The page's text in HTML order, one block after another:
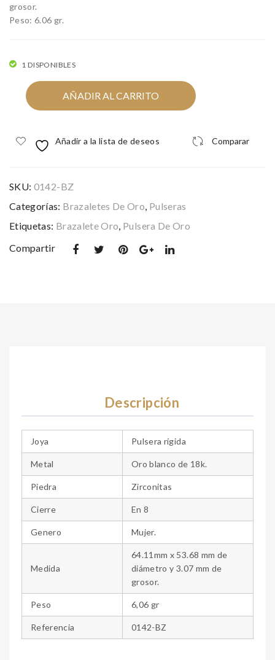
grosor.
Peso: 6.06 gr.
1 DISPONIBLES
Brazalete
18k
zirconitas
AÑADIR AL CARRITO
Añadir a la lista de deseos Comparar
SKU: 0142-BZ
Categorías: Brazaletes De Oro, Pulseras
Etiquetas: Brazalete Oro, Pulsera De Oro
Compartir
Descripción
Joya Pulsera rígida
Metal Oro blanco de 18k.
Piedra Zirconitas
Cierre En 8
Genero Mujer.
Medida
64.11mm x 53.68 mm de
diámetro y 3.07 mm de
grosor.
Peso 6,06 gr
Referencia 0142-BZ